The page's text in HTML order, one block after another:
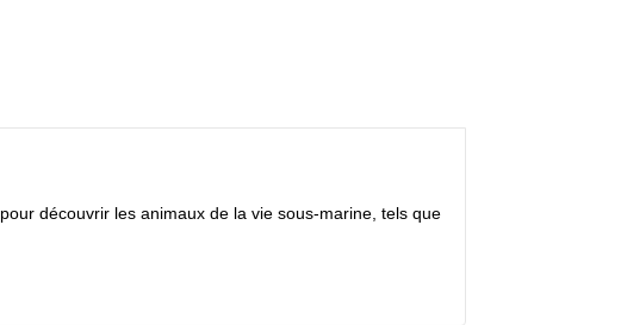
pour découvrir les animaux de la vie sous-marine, tels que